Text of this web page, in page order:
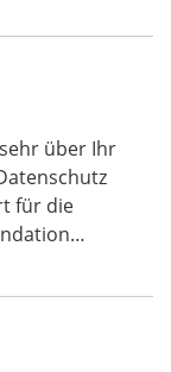
über Ihr
für die